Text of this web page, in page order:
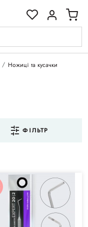
Ножиці та кусачки
ФІЛЬТР